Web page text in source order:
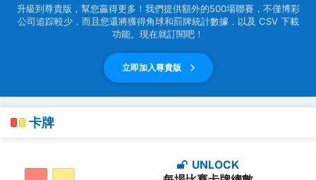
升級到尊貴版，幫您贏得更多！我們提供額外的500場聯賽，不僅博彩
公司追踪較少，而且您還將獲得角球和罰牌統計數據，以及 CSV 下載
功能。現在就訂閱吧！
立即加入尊貴版
卡牌
UNLOCK